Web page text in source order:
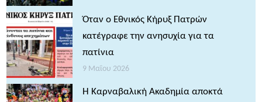
Όταν ο Εθνικός Κήρυξ Πατρών
κατέγραφε την ανησυχία για τα
πατίνια
9 Μαΐου 2026
Η Καρναβαλική Ακαδημία αποκτά